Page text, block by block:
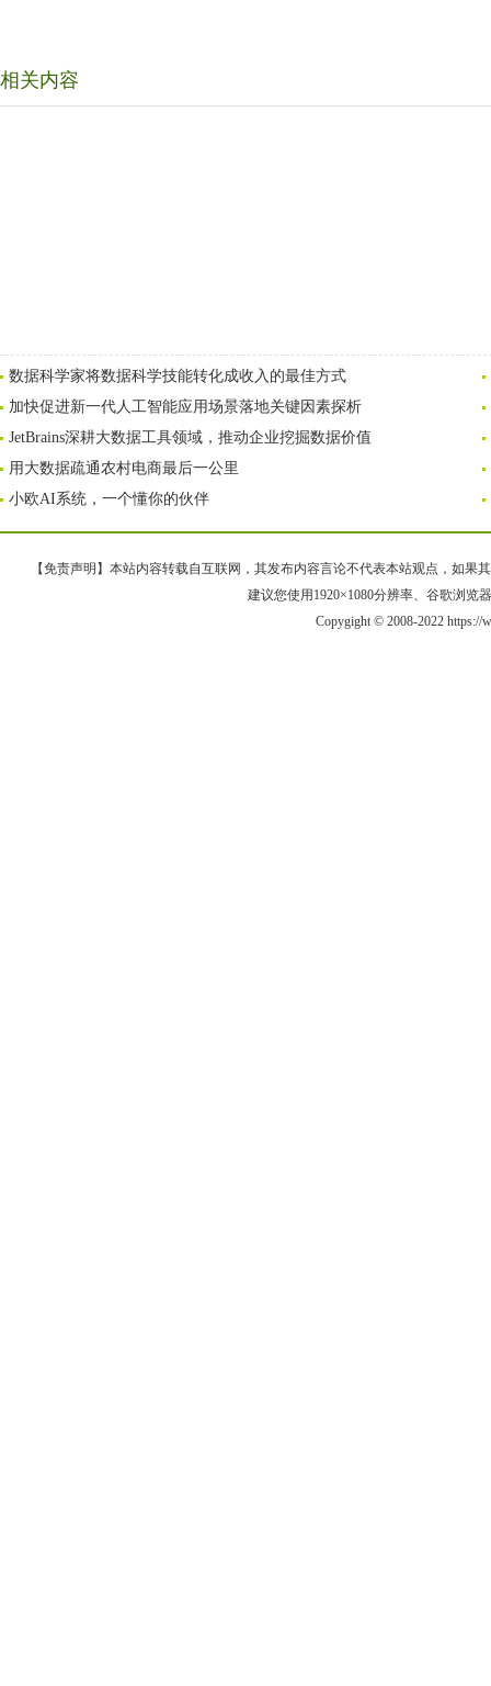
相关内容
数据科学家将数据科学技能转化成收入的最佳方式
加快促进新一代人工智能应用场景落地关键因素探析
JetBrains深耕大数据工具领域，推动企业挖掘数据价值
用大数据疏通农村电商最后一公里
小欧AI系统，一个懂你的伙伴
【免责声明】本站内容转载自互联网，其发布内容言论不代表本站观点，如果
建议您使用1920×1080分辨率、谷歌浏览
Copygight © 2008-2022 https://